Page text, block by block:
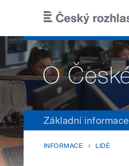
Základní informace
INFORMACE LIDÉ